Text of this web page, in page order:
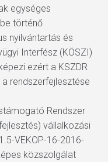
egységes
történő
nyilvántartás és
Interfész (KÖSZI)
ezért a KSZDR
rendszerfejlesztése
Rendszer
vállalkozási
VEKOP-16-2016-
közszolgálat